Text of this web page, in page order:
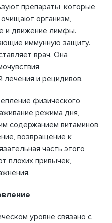
препараты, которые
организм,
и движение лимфы.
иммунную защиту.
врач. Она
и рецидивов.
физического
режима дня,
содержанием витаминов,
возвращение к
часть этого
плохих привычек,
уровне связано с